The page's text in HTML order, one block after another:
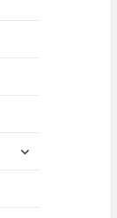
ouvrir